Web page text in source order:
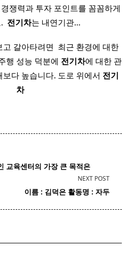
쟁력과 투자 포인트를 꼼꼼하게
전기차는 내연기관…
갈아타려면 ​ 최근 환경에 대한
행 성능 덕분에 전기차에 대한 관
다 높습니다. 도로 위에서 전기
차
교육센터의 가장 큰 목적은
NEXT POST
이름 : 김덕은 활동명 : 자두